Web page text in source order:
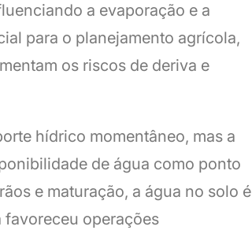
a evaporação e a
para o planejamento agrícola,
os riscos de deriva e
hídrico momentâneo, mas a
de água como ponto
e maturação, a água no solo é
operações